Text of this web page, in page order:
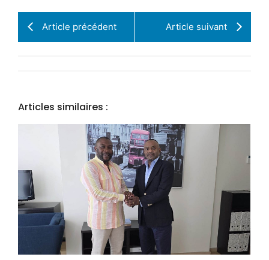
Article précédent Article suivant
Articles similaires :